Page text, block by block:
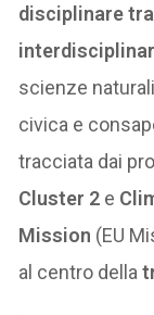
disciplinare
scienze
civica e
tracciata dai
Cluster 2 e
Mission (EU
al centro della